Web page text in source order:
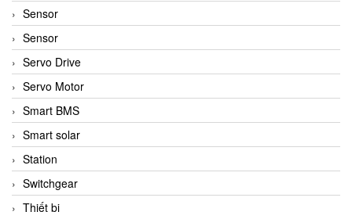
Sensor
Sensor
Servo Drive
Servo Motor
Smart BMS
Smart solar
Station
Switchgear
Thiết bị